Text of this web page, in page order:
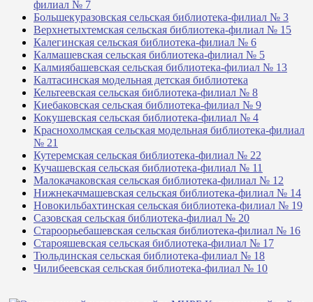
филиал № 7
Большекуразовская сельская библиотека-филиал № 3
Верхнетыхтемская сельская библиотека-филиал № 15
Калегинская сельская библиотека-филиал № 6
Калмашевская сельская библиотека-филиал № 5
Калмиябашевская сельская библиотека-филиал № 13
Калтасинская модельная детская библиотека
Кельтеевская сельская библиотека-филиал № 8
Киебаковская сельская библиотека-филиал № 9
Кокушевская сельская библиотека-филиал № 4
Краснохолмская сельская модельная библиотека-филиал
№ 21
Кутеремская сельская библиотека-филиал № 22
Кучашевская сельская библиотека-филиал № 11
Малокачаковская сельская библиотека-филиал № 12
Нижнекачмашевская сельская библиотека-филиал № 14
Новокильбахтинская сельская библиотека-филиал № 19
Сазовская сельская библиотека-филиал № 20
Староорьебашевская сельская библиотека-филиал № 16
Старояшевская сельская библиотека-филиал № 17
Тюльдинская сельская библиотека-филиал № 18
Чилибеевская сельская библиотека-филиал № 10